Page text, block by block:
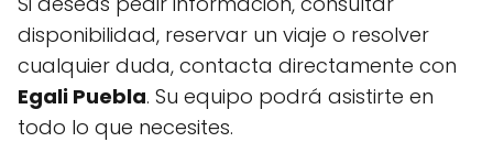
disponibilidad, reservar un viaje o resolver
cualquier duda, contacta directamente con
Egali Puebla. Su equipo podrá asistirte en
todo lo que necesites.